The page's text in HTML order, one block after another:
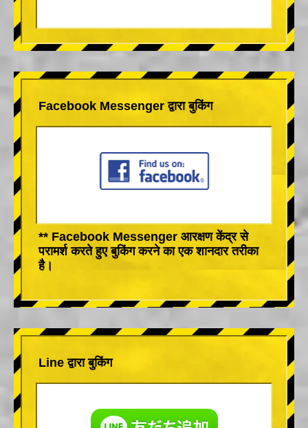
Facebook Messenger द्वारा बुकिंग
** Facebook Messenger आरक्षण केंद्र से
परामर्श करते हुए बुकिंग करने का एक शानदार तरीका
है।
Line द्वारा बुकिंग